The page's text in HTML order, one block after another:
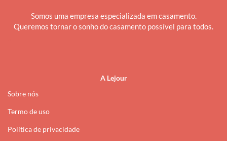
Somos uma empresa especializada em casamento.
Queremos tornar o sonho do casamento possível para todos.
A Lejour
Sobre nós
Termo de uso
Política de privacidade